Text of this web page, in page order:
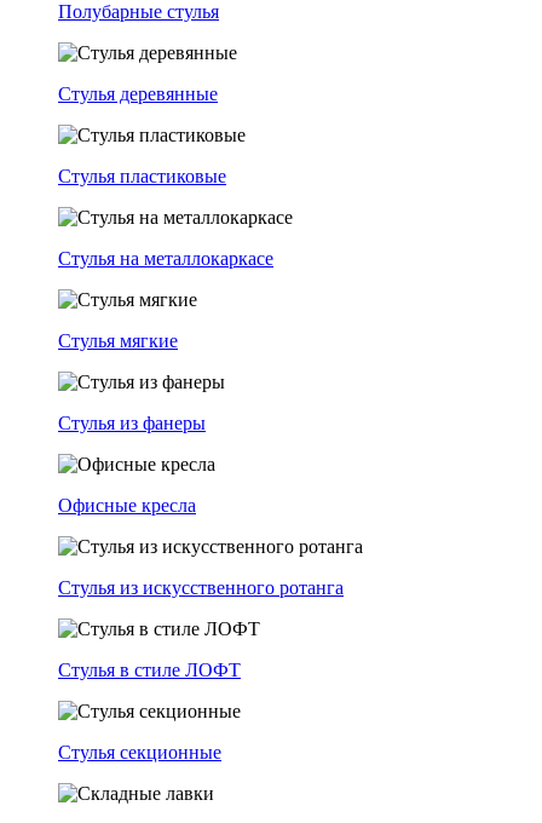
Полубарные стулья
Стулья деревянные
Стулья пластиковые
Стулья на металлокаркасе
Стулья мягкие
Стулья из фанеры
Офисные кресла
Стулья из искусственного ротанга
Стулья в стиле ЛОФТ
Стулья секционные